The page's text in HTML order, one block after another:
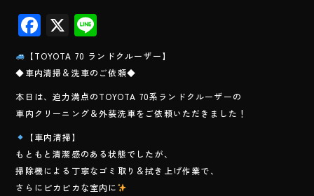
F
ac
e
b
o
ok
X
ne
【TOYOTA 70 ランドクルーザー】
◆車内清掃＆洗車のご依頼◆
本日は、迫力満点のTOYOTA 70系ランドクルーザーの
車内クリーニング＆外装洗車をご依頼いただきました！
【車内清掃】
もともと清潔感のある状態でしたが、
掃除機による丁寧なゴミ取り＆拭き上げ作業で、
さらにピカピカな室内に